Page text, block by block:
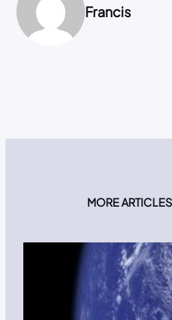
Francis
MORE